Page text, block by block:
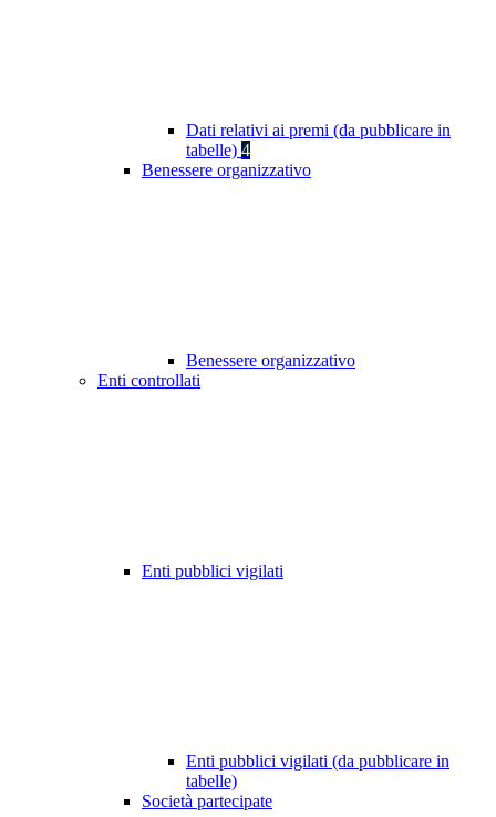
Dati relativi ai premi (da pubblicare in
tabelle) 4
Benessere organizzativo
Benessere organizzativo
Enti controllati
Enti pubblici vigilati
Enti pubblici vigilati (da pubblicare in
tabelle)
Società partecipate